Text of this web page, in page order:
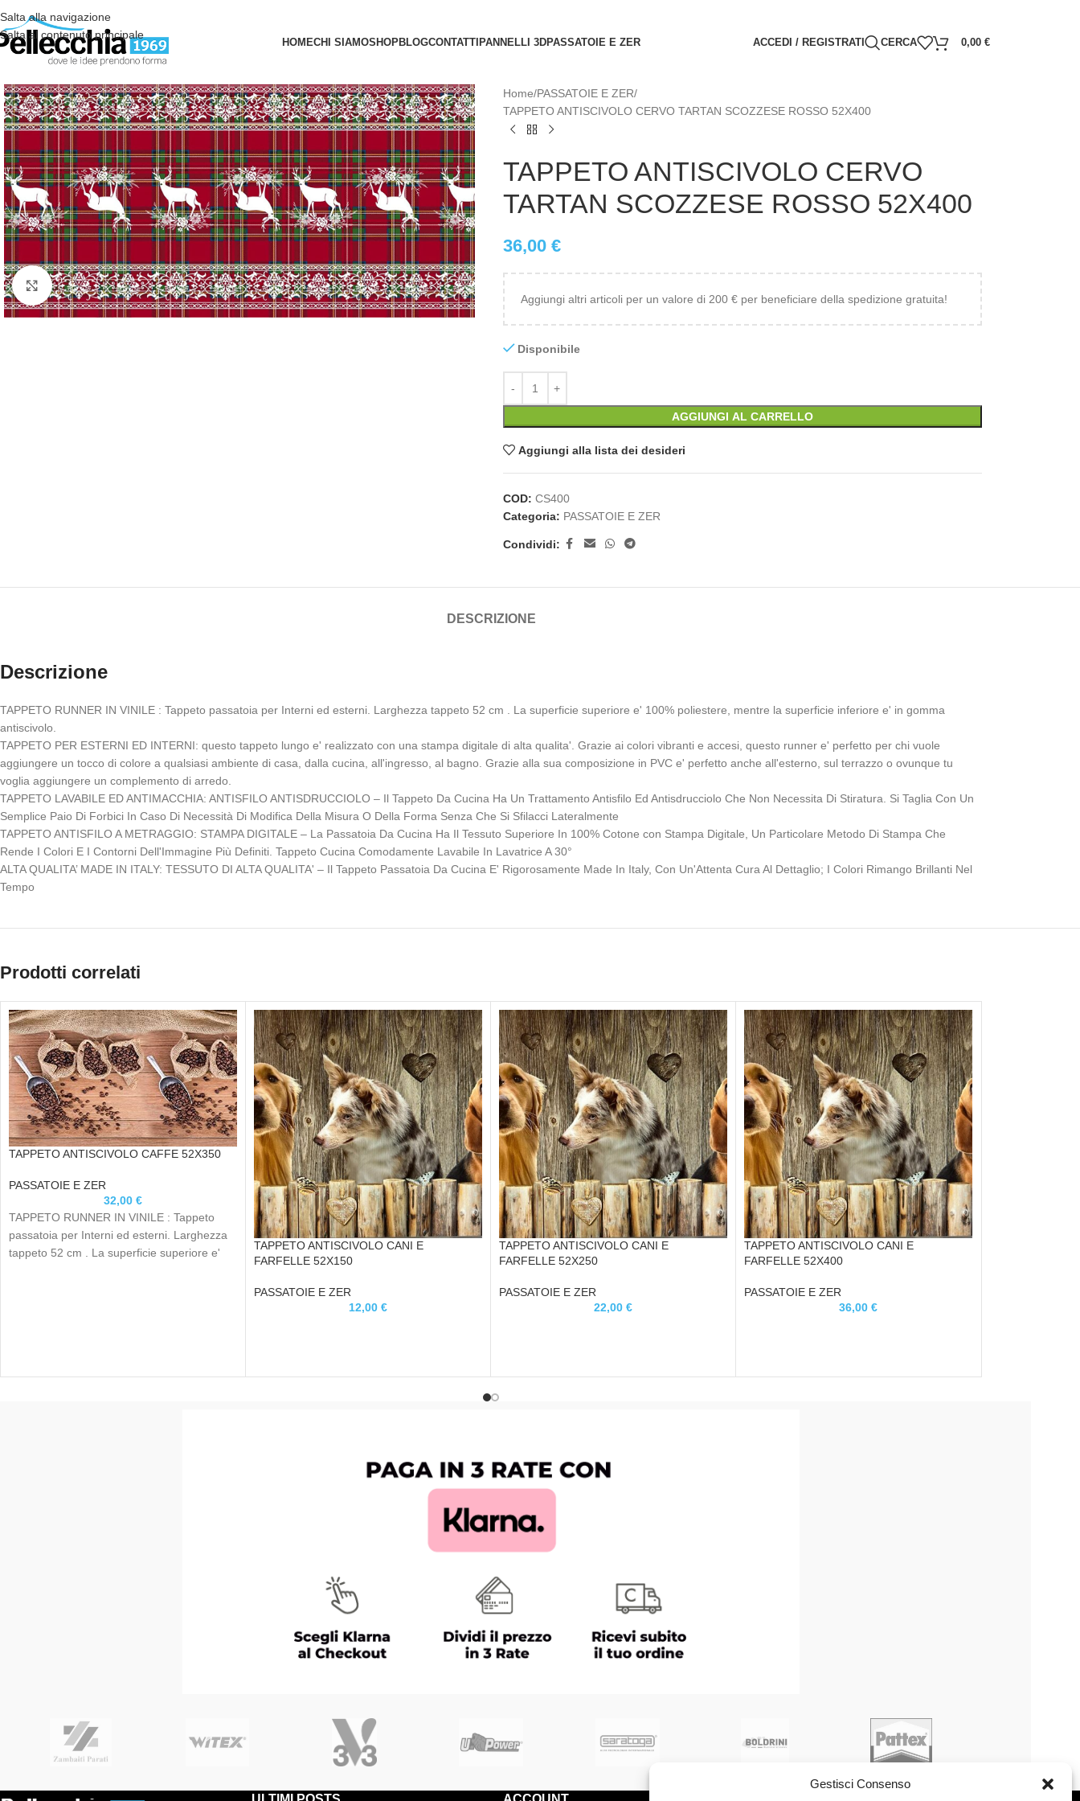
Gestisci Consenso
Salta alla navigazione
Salta al contenuto principale
HOMECHI SIAMOSHOPBLOGCONTATTIPANNELLI 3DPASSATOIE E ZER ACCEDI / REGISTRATI CERCA 0,00 €
Clicca per ingrandire
Home PASSATOIE E ZER
TAPPETO ANTISCIVOLO CERVO TARTAN SCOZZESE ROSSO 52X400
TAPPETO ANTISCIVOLO CERVO
TARTAN SCOZZESE ROSSO 52X400
36,00 €
Aggiungi altri articoli per un valore di 200 € per beneficiare della spedizione gratuita!
Disponibile
AGGIUNGI AL CARRELLO
Aggiungi alla lista dei desideri
COD: CS400
Categoria: PASSATOIE E ZER
Condividi:
DESCRIZIONE
Descrizione
TAPPETO RUNNER IN VINILE : Tappeto passatoia per Interni ed esterni. Larghezza tappeto 52 cm . La superficie superiore e' 100% poliestere, mentre la superficie inferiore e' in gomma
antiscivolo.
TAPPETO PER ESTERNI ED INTERNI: questo tappeto lungo e' realizzato con una stampa digitale di alta qualita'. Grazie ai colori vibranti e accesi, questo runner e' perfetto per chi vuole
aggiungere un tocco di colore a qualsiasi ambiente di casa, dalla cucina, all'ingresso, al bagno. Grazie alla sua composizione in PVC e' perfetto anche all'esterno, sul terrazzo o ovunque tu
voglia aggiungere un complemento di arredo.
TAPPETO LAVABILE ED ANTIMACCHIA: ANTISFILO ANTISDRUCCIOLO – Il Tappeto Da Cucina Ha Un Trattamento Antisfilo Ed Antisdrucciolo Che Non Necessita Di Stiratura. Si Taglia Con Un
Semplice Paio Di Forbici In Caso Di Necessità Di Modifica Della Misura O Della Forma Senza Che Si Sfilacci Lateralmente
TAPPETO ANTISFILO A METRAGGIO: STAMPA DIGITALE – La Passatoia Da Cucina Ha Il Tessuto Superiore In 100% Cotone con Stampa Digitale, Un Particolare Metodo Di Stampa Che
Rende I Colori E I Contorni Dell'Immagine Più Definiti. Tappeto Cucina Comodamente Lavabile In Lavatrice A 30°
ALTA QUALITA’ MADE IN ITALY: TESSUTO DI ALTA QUALITA' – Il Tappeto Passatoia Da Cucina E' Rigorosamente Made In Italy, Con Un'Attenta Cura Al Dettaglio; I Colori Rimango Brillanti Nel
Tempo
Prodotti correlati
TAPPETO ANTISCIVOLO CAFFE 52X350
PASSATOIE E ZER
32,00 €
TAPPETO RUNNER IN VINILE : Tappeto
passatoia per Interni ed esterni. Larghezza
tappeto 52 cm . La superficie superiore e'
TAPPETO ANTISCIVOLO CANI E
FARFELLE 52X150
PASSATOIE E ZER
12,00 €
TAPPETO ANTISCIVOLO CANI E
FARFELLE 52X250
PASSATOIE E ZER
22,00 €
TAPPETO ANTISCIVOLO CANI E
FARFELLE 52X400
PASSATOIE E ZER
36,00 €